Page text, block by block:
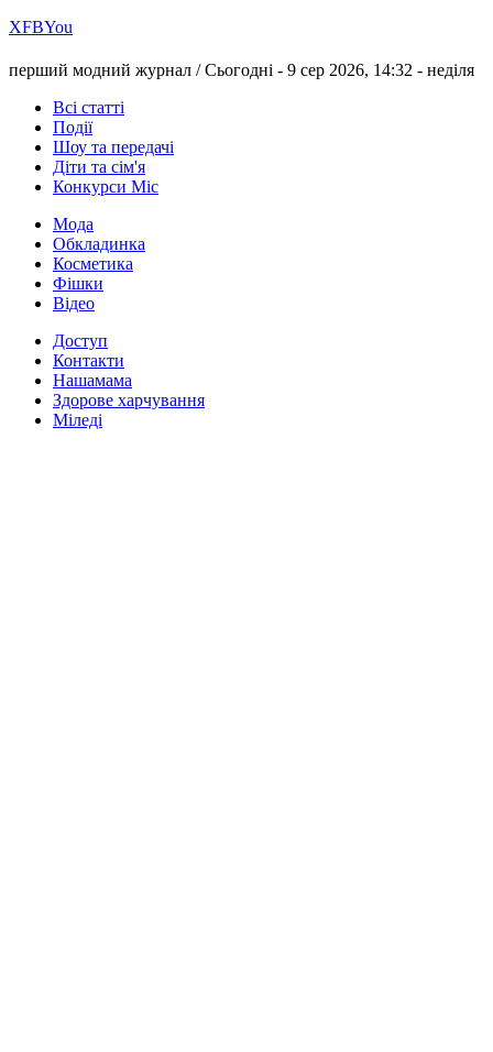
ХFBYou
перший модний журнал /Сьогодні - 9 сер 2026, 14:32 - неділя
Всі статті
Події
Шоу та передачі
Діти та сім'я
Конкурси Міс
Мода
Обкладинка
Косметика
Фішки
Відео
Доступ
Контакти
Нашамама
Здорове харчування
Міледі